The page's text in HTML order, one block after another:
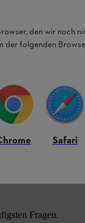
Produkten.
Fragen.
den wir noch
der folgenden
Safari